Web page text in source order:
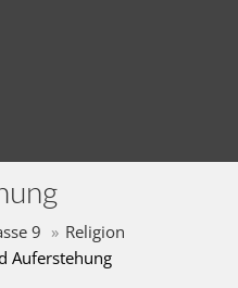
9
Religion
Auferstehung